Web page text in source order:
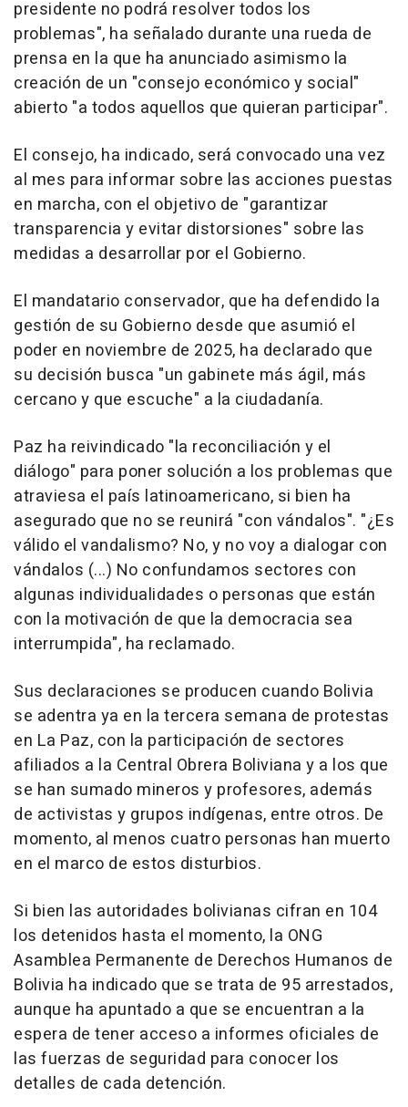
presidente no podrá resolver todos los
problemas", ha señalado durante una rueda de
prensa en la que ha anunciado asimismo la
creación de un "consejo económico y social"
abierto "a todos aquellos que quieran participar".
El consejo, ha indicado, será convocado una vez
al mes para informar sobre las acciones puestas
en marcha, con el objetivo de "garantizar
transparencia y evitar distorsiones" sobre las
medidas a desarrollar por el Gobierno.
El mandatario conservador, que ha defendido la
gestión de su Gobierno desde que asumió el
poder en noviembre de 2025, ha declarado que
su decisión busca "un gabinete más ágil, más
cercano y que escuche" a la ciudadanía.
Paz ha reivindicado "la reconciliación y el
diálogo" para poner solución a los problemas que
atraviesa el país latinoamericano, si bien ha
asegurado que no se reunirá "con vándalos". "¿Es
válido el vandalismo? No, y no voy a dialogar con
vándalos (...) No confundamos sectores con
algunas individualidades o personas que están
con la motivación de que la democracia sea
interrumpida", ha reclamado.
Sus declaraciones se producen cuando Bolivia
se adentra ya en la tercera semana de protestas
en La Paz, con la participación de sectores
afiliados a la Central Obrera Boliviana y a los que
se han sumado mineros y profesores, además
de activistas y grupos indígenas, entre otros. De
momento, al menos cuatro personas han muerto
en el marco de estos disturbios.
Si bien las autoridades bolivianas cifran en 104
los detenidos hasta el momento, la ONG
Asamblea Permanente de Derechos Humanos de
Bolivia ha indicado que se trata de 95 arrestados,
aunque ha apuntado a que se encuentran a la
espera de tener acceso a informes oficiales de
las fuerzas de seguridad para conocer los
detalles de cada detención.